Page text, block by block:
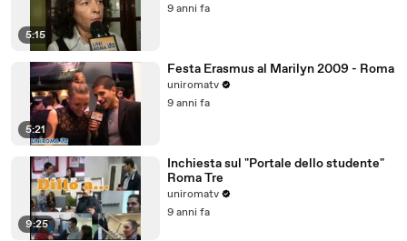
5:15
9 anni fa
5:21
Festa Erasmus al Marilyn 2009 - Roma
uniromatv
9 anni fa
9:25
Inchiesta sul "Portale dello studente"
Roma Tre
uniromatv
9 anni fa